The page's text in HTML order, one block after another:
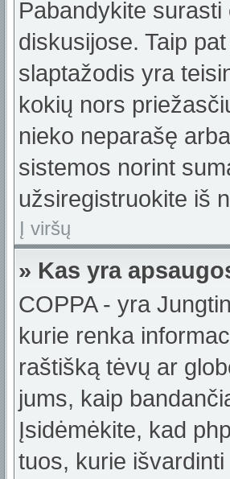
Pabandykite
diskusijose. Taip
slaptažodis yra
kokių nors
nieko neparašę
sistemos norint
užsiregistruokite iš
Į viršų
» Kas yra
COPPA - yra
kurie renka
raštišką tėvų ar
jums, kaip
Įsidėmėkite, kad
tuos, kurie išvardinti